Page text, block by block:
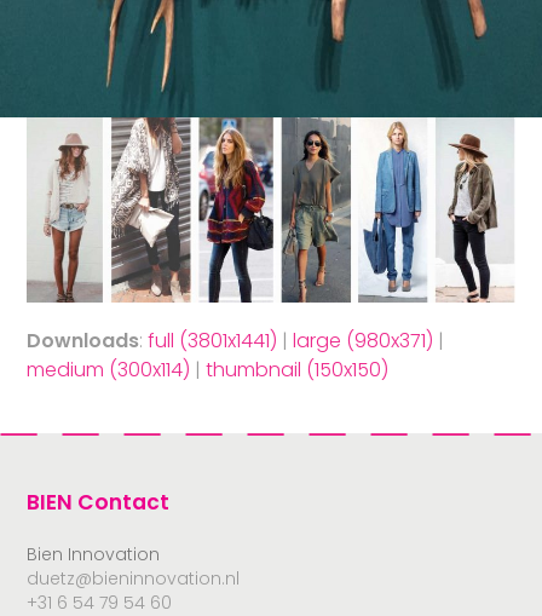
Downloads:full (3801x1441) |large (980x371) |
medium (300x114) |thumbnail (150x150)
BIEN Contact
Bien Innovation
duetz@bieninnovation.nl
+31 6 54 79 54 60